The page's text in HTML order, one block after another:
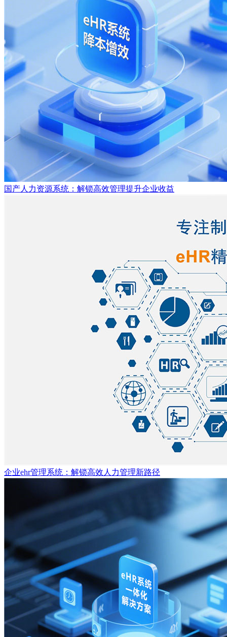
国产人力资源系统：解锁高效管理提升企业收益
企业ehr管理系统：解锁高效人力管理新路径